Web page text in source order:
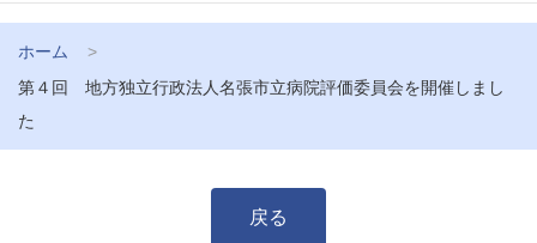
ホーム
第４回 地方独立行政法人名張市立病院評価委員会を開催しまし
た
戻る